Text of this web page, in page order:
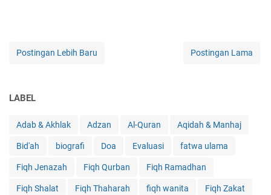
Postingan Lebih Baru Postingan Lama
LABEL
Adab & Akhlak Adzan Al-Quran Aqidah & Manhaj
Bid'ah biografi Doa Evaluasi fatwa ulama
Fiqh Jenazah Fiqh Qurban Fiqh Ramadhan
Fiqh Shalat Fiqh Thaharah fiqh wanita Fiqh Zakat